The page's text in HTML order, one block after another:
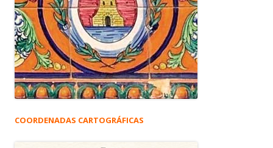
COORDENADAS CARTOGRÁFICAS